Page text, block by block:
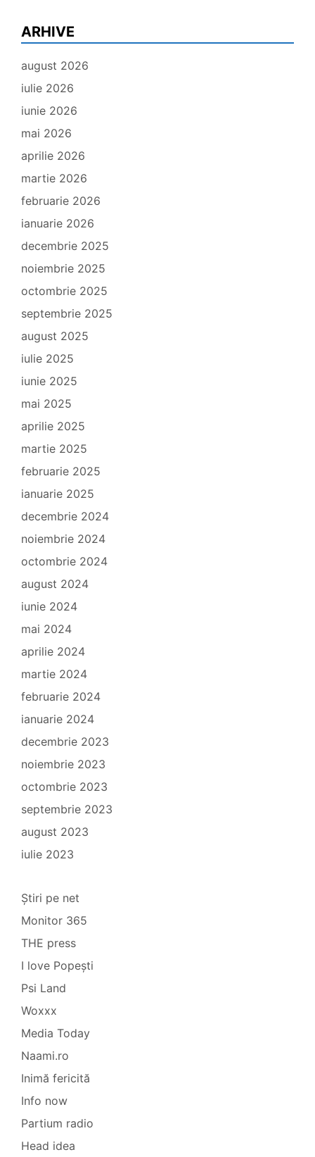
ARHIVE
august 2026
iulie 2026
iunie 2026
mai 2026
aprilie 2026
martie 2026
februarie 2026
ianuarie 2026
decembrie 2025
noiembrie 2025
octombrie 2025
septembrie 2025
august 2025
iulie 2025
iunie 2025
mai 2025
aprilie 2025
martie 2025
februarie 2025
ianuarie 2025
decembrie 2024
noiembrie 2024
octombrie 2024
august 2024
iunie 2024
mai 2024
aprilie 2024
martie 2024
februarie 2024
ianuarie 2024
decembrie 2023
noiembrie 2023
octombrie 2023
septembrie 2023
august 2023
iulie 2023
Știri pe net
Monitor 365
THE press
I love Popești
Psi Land
Woxxx
Media Today
Naami.ro
Inimă fericită
Info now
Partium radio
Head idea